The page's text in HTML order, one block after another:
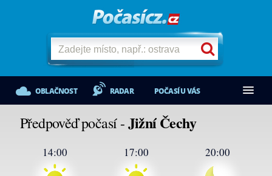
OBLAČNOST RADAR POČASÍ U VÁS
Předpověď počasí -Jižní Čechy
14:00 17:00 20:00